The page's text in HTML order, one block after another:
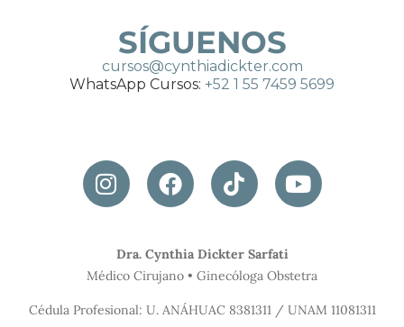
SÍGUENOS
cursos@cynthiadickter.com
WhatsApp Cursos: +52 1 55 7459 5699
Dra. Cynthia Dickter Sarfati
Médico Cirujano • Ginecóloga Obstetra
Cédula Profesional: U. ANÁHUAC 8381311 / UNAM 11081311